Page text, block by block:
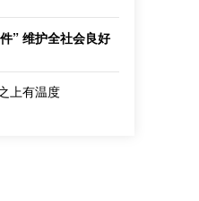
” 维护全社会良好
上有温度